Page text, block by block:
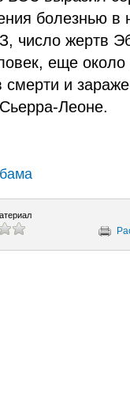
болезнью в
число жертв
еще
и
Леоне.